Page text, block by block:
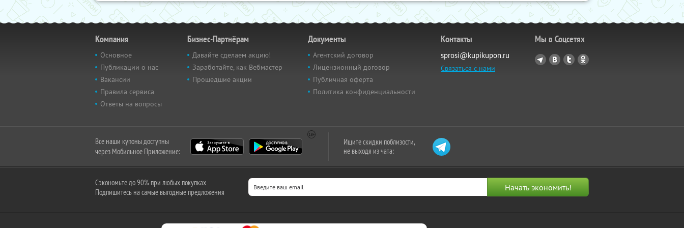
Компания
Основное
Публикации о нас
Вакансии
Правила сервиса
Ответы на вопросы
Бизнес-Партнёрам
Давайте сделаем акцию!
Заработайте, как Вебмастер
Прошедшие акции
Документы
Агентский договор
Лицензионный договор
Публичная оферта
Политика конфиденциальности
Контакты
sprosi@kupikupon.ru
Связаться с нами
Мы в Соцсетях
Все наши купоны доступны
через Мобильное Приложение:
Ищите скидки поблизости,
не выходя из чата:
Сэкономьте до 90% при любых покупках
Подпишитесь на самые выгодные предложения